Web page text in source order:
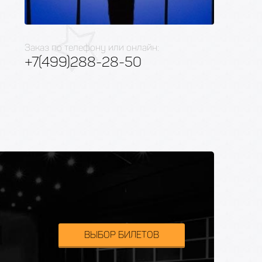
Заказ по телефону или онлайн:
+7(499)288-28-50
ВЫБОР БИЛЕТОВ